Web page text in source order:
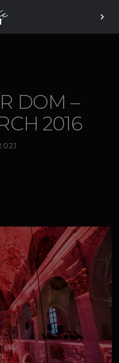
chevron_right
DOM –
2016